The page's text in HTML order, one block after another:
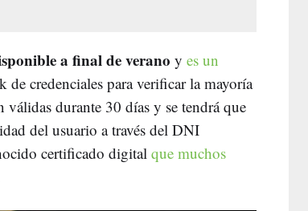
a final de verano y es un
credenciales para verificar la mayoría
válidas durante 30 días y se tendrá que
del usuario a través del DNI
certificado digital que muchos